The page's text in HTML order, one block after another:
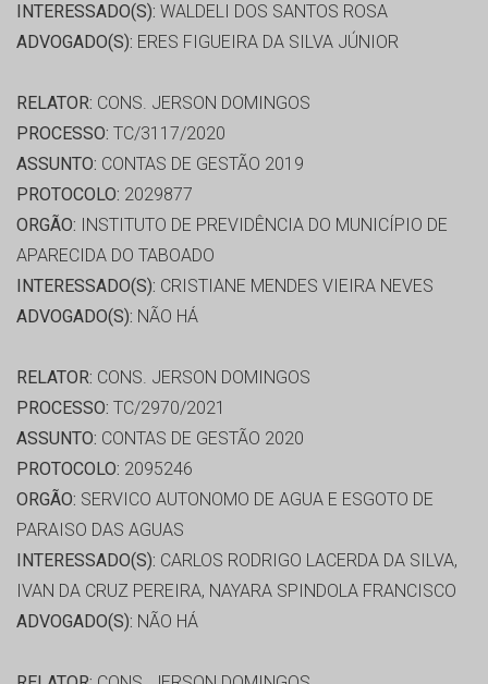
INTERESSADO(S): WALDELI DOS SANTOS ROSA
ADVOGADO(S): ERES FIGUEIRA DA SILVA JÚNIOR
RELATOR: CONS. JERSON DOMINGOS
PROCESSO: TC/3117/2020
ASSUNTO: CONTAS DE GESTÃO 2019
PROTOCOLO: 2029877
ORGÃO: INSTITUTO DE PREVIDÊNCIA DO MUNICÍPIO DE
APARECIDA DO TABOADO
INTERESSADO(S): CRISTIANE MENDES VIEIRA NEVES
ADVOGADO(S): NÃO HÁ
RELATOR: CONS. JERSON DOMINGOS
PROCESSO: TC/2970/2021
ASSUNTO: CONTAS DE GESTÃO 2020
PROTOCOLO: 2095246
ORGÃO: SERVICO AUTONOMO DE AGUA E ESGOTO DE
PARAISO DAS AGUAS
INTERESSADO(S): CARLOS RODRIGO LACERDA DA SILVA,
IVAN DA CRUZ PEREIRA, NAYARA SPINDOLA FRANCISCO
ADVOGADO(S): NÃO HÁ